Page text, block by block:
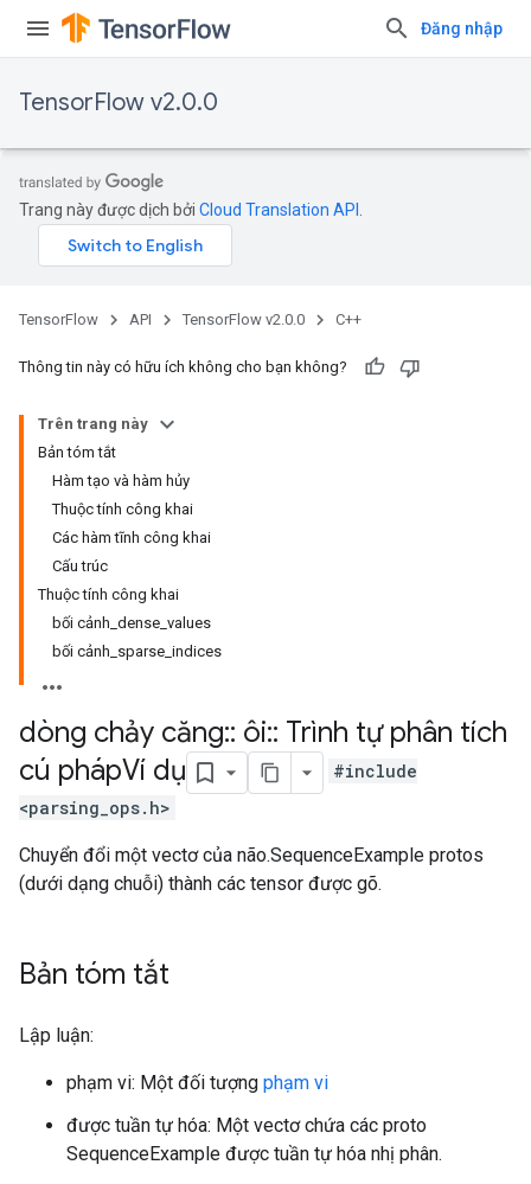
Đăng nhập
TensorFlow v2.0.0
Trang này được dịch bởi Cloud Translation API
TensorFlow API TensorFlow v2.0.0 C++
Thông tin này có hữu ích không cho bạn không?
Trên trang này
Bản tóm tắt
Hàm tạo và hàm hủy
Thuộc tính công khai
Các hàm tĩnh công khai
Cấu trúc
Thuộc tính công khai
bối cảnh_dense_values
bối cảnh_sparse_indices
dòng chảy căng:: ôi:: Trình tự phân tích
cú phápVí dụ
#include
<parsing_ops.h>
Chuyển đổi một vectơ của não.SequenceExample protos
(dưới dạng chuỗi) thành các tensor được gõ.
Bản tóm tắt
Lập luận:
phạm vi: Một đối tượng phạm vi
được tuần tự hóa: Một vectơ chứa các proto
SequenceExample được tuần tự hóa nhị phân.